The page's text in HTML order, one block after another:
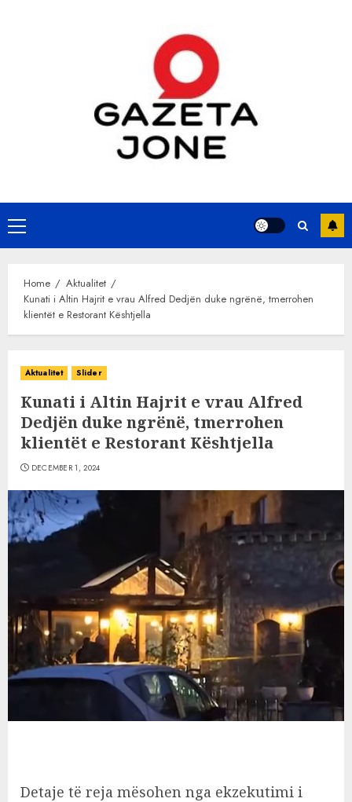
Primary
Menu
Home
Aktualitet
Kunati i Altin Hajrit e vrau Alfred Dedjën duke ngrënë, tmerrohen
klientët e Restorant Kështjella
Aktualitet Slider
Kunati i Altin Hajrit e vrau Alfred
Dedjën duke ngrënë, tmerrohen
klientët e Restorant Kështjella
DECEMBER 1, 2024
Detaje të reja mësohen nga ekzekutimi i